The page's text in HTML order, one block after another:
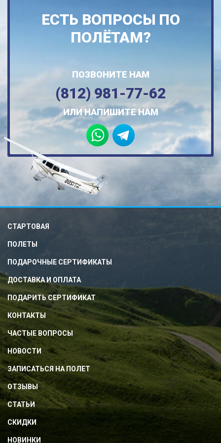
ЕСТЬ ВОПРОСЫ ПО
ПОЛЁТАМ?
ПОЗВОНИТЕ НАМ
(812) 981-77-62
ИЛИ НАПИШИТЕ НАМ
СТАРТОВАЯ
ПОЛЕТЫ
ПОДАРОЧНЫЕ СЕРТИФИКАТЫ
ДОСТАВКА И ОПЛАТА
ПОДАРИТЬ СЕРТИФИКАТ
КОНТАКТЫ
ЧАСТЫЕ ВОПРОСЫ
НОВОСТИ
ЗАПИСАТЬСЯ НА ПОЛЕТ
ОТЗЫВЫ
СТАТЬИ
СКИДКИ
НОВИНКИ